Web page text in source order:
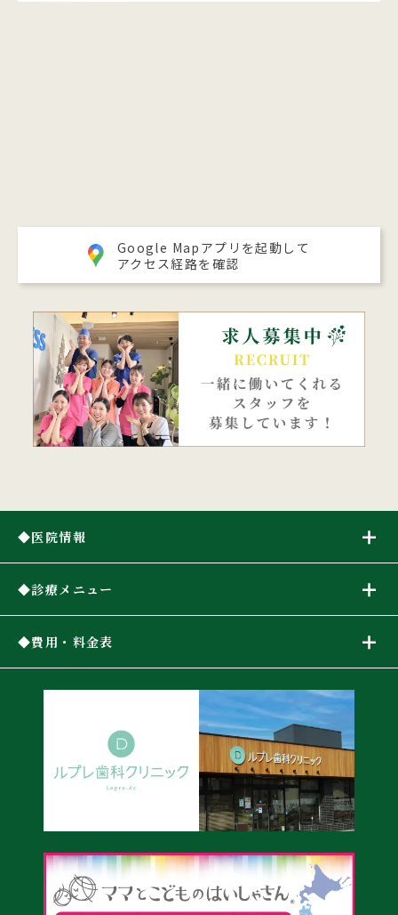
Google Mapアプリを起動して
アクセス経路を確認
医院情報
診療メニュー
費用・料金表